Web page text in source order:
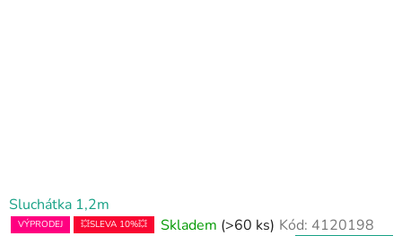
Sluchátka 1,2m
VÝPRODEJ 💥SLEVA 10%💥 Skladem (>60 ks) Kód: 4120198